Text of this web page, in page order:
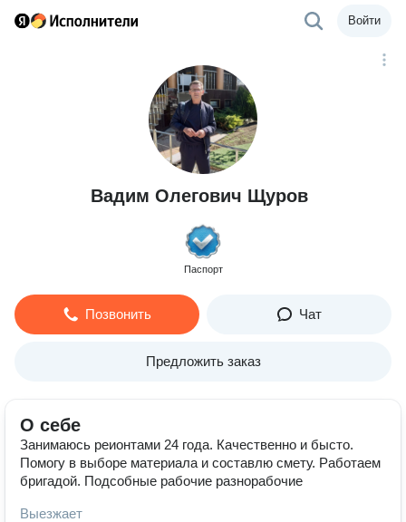
Войти
Вадим Олегович Щуров
Паспорт
Позвонить Чат
Предложить заказ
О себе
Занимаюсь реионтами 24 года. Качественно и бысто.
Помогу в выборе материала и составлю смету. Работаем
бригадой. Подсобные рабочие разнорабочие
Выезжает